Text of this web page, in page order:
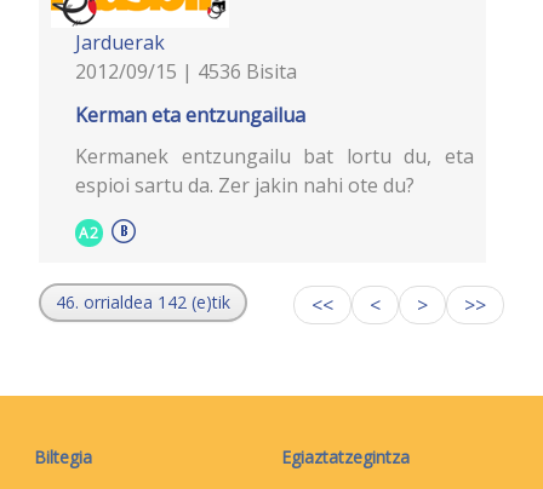
Jarduerak
2012/09/15 | 4536 Bisita
Kerman eta entzungailua
Kermanek entzungailu bat lortu du, eta
espioi sartu da. Zer jakin nahi ote du?
A2
46. orrialdea 142 (e)tik << < > >>
Biltegia Egiaztatzegintza